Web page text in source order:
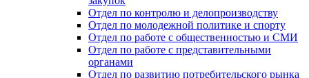
Отдел по контролю и делопроизводству
Отдел по молодежной политике и спорту
Отдел по работе с общественностью и СМИ
Отдел по работе с представительными
органами
Отдел по развитию потребительского рынка